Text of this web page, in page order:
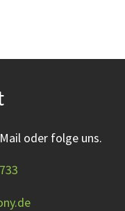
oder folge uns.